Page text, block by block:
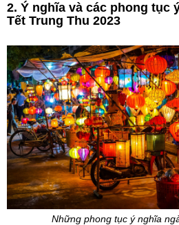
2. Ý nghĩa và các phong tục
Tết Trung Thu 2023
Những phong tục ý nghĩa